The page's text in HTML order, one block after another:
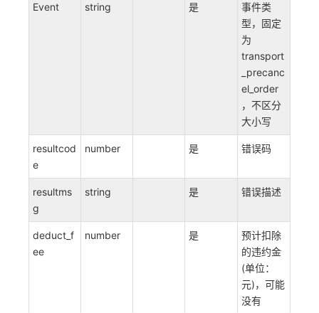
Event string 是
事件类
型，固定
为
transport
_precanc
el_order
，不区分
大小写
resultcod
e
number 是 错误码
resultms
g
string 是 错误描述
deduct_f
ee
number 是
预计扣除
的违约金
(单位：
元)，可能
没有